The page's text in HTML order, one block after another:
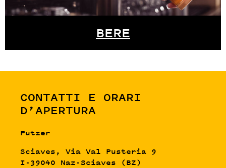
BERE
CONTATTI E ORARI
D’APERTURA
Putzer
Sciaves, Via Val Pusteria 9
I-39040 Naz-Sciaves (BZ)